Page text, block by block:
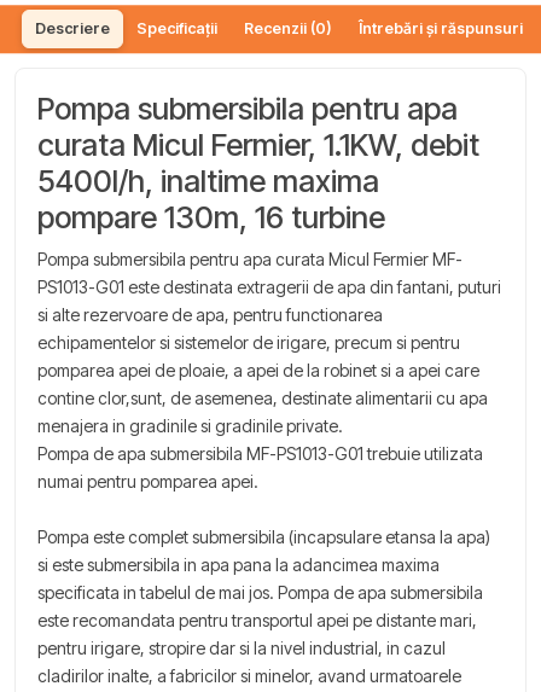
Descriere Specificații Recenzii (0) Întrebări și răspunsuri
Pompa submersibila pentru apa
curata Micul Fermier, 1.1KW, debit
5400l/h, inaltime maxima
pompare 130m, 16 turbine
Pompa submersibila pentru apa curata Micul Fermier MF-
PS1013-G01 este destinata extragerii de apa din fantani, puturi
si alte rezervoare de apa, pentru functionarea
echipamentelor si sistemelor de irigare, precum si pentru
pomparea apei de ploaie, a apei de la robinet si a apei care
contine clor,sunt, de asemenea, destinate alimentarii cu apa
menajera in gradinile si gradinile private.
Pompa de apa submersibila MF-PS1013-G01 trebuie utilizata
numai pentru pomparea apei.
Pompa este complet submersibila (incapsulare etansa la apa)
si este submersibila in apa pana la adancimea maxima
specificata in tabelul de mai jos. Pompa de apa submersibila
este recomandata pentru transportul apei pe distante mari,
pentru irigare, stropire dar si la nivel industrial, in cazul
cladirilor inalte, a fabricilor si minelor, avand urmatoarele